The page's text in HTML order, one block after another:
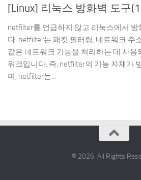
[Linux] 리눅스 방화벽 도구
netfilter를 언급하지 않고 리눅스에서
다. netfilter는 패킷 필터링, 네트워크 주
같은 네트워크 기능을 처리하는 데 사용
워크입니다. 즉, netfilter의 기능 자체가
며, netfilter는...
© 2026. All Rights